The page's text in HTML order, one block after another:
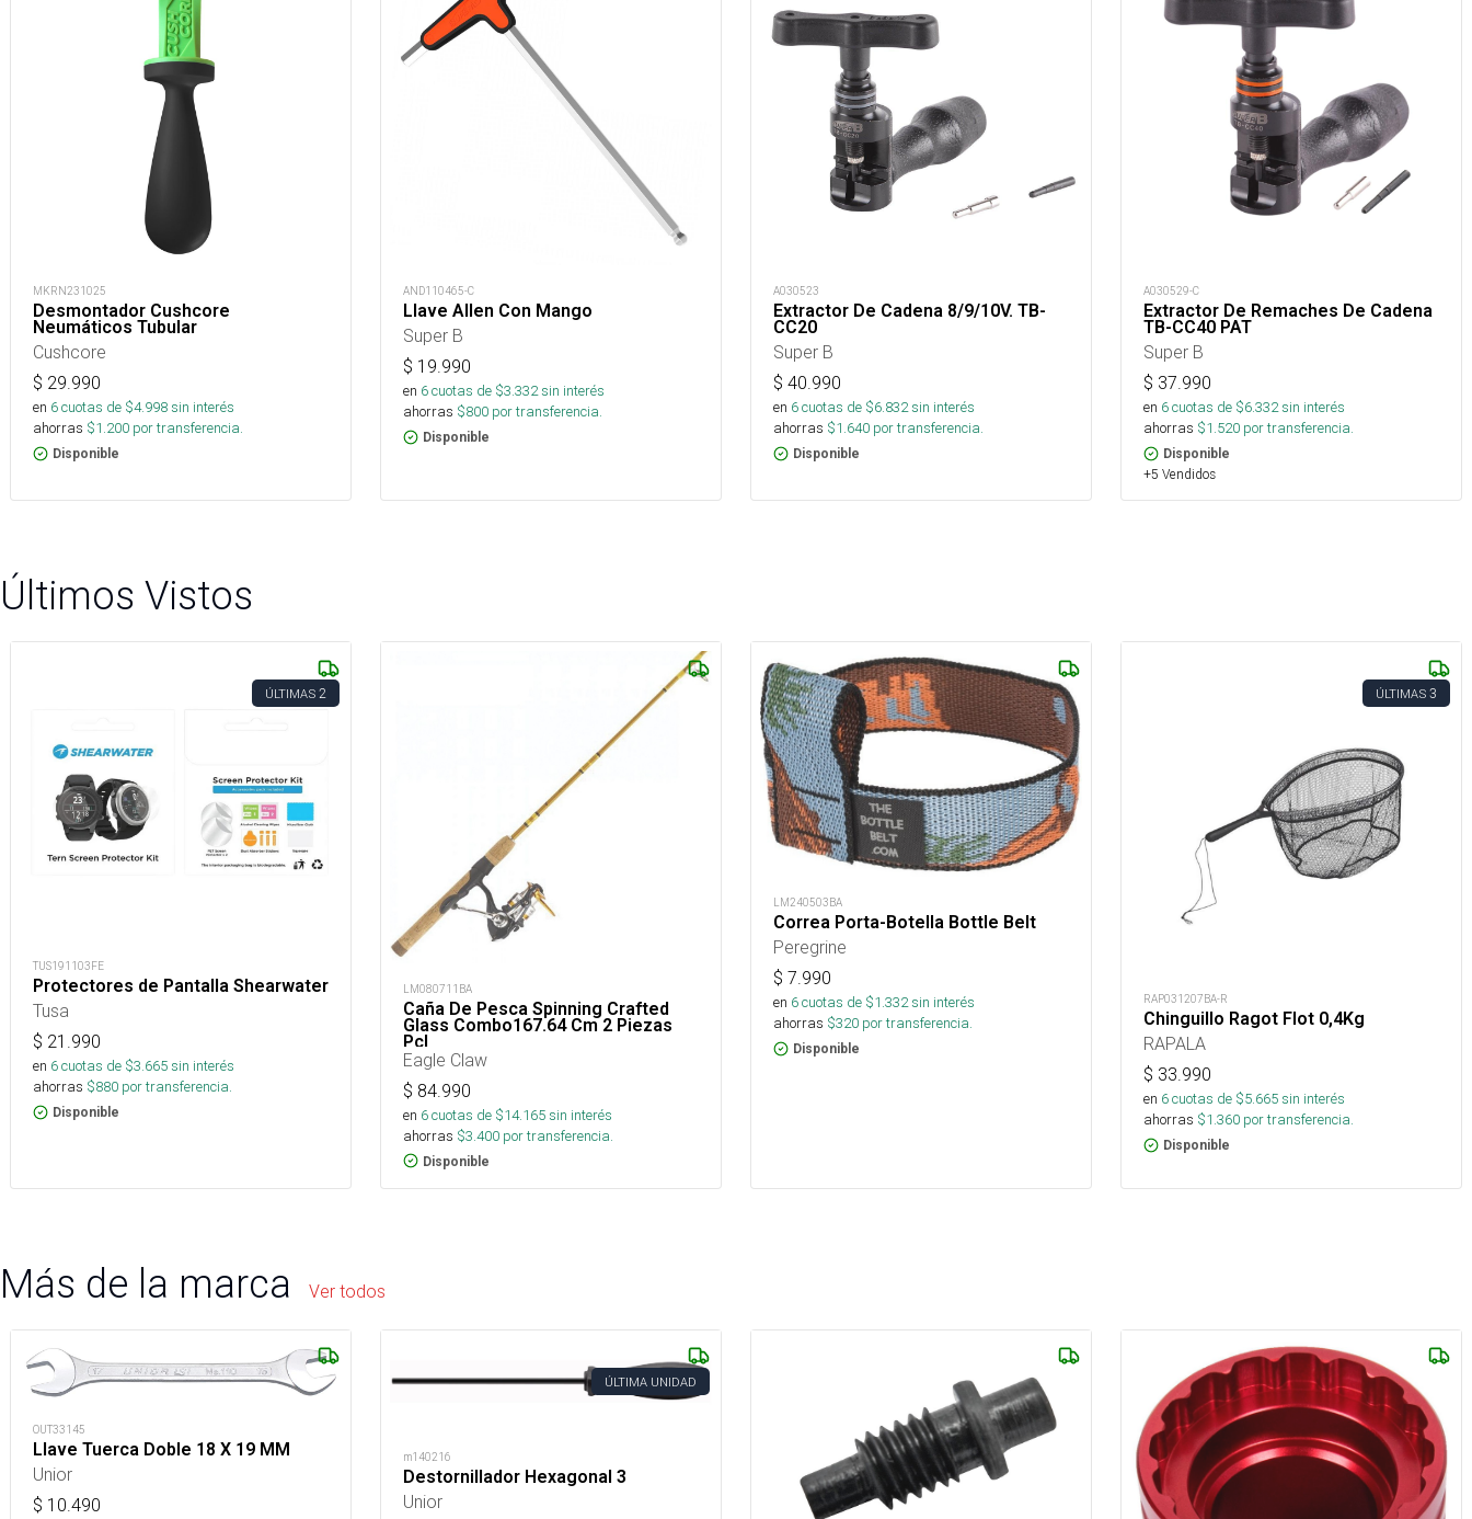
MKRN231025
Desmontador Cushcore
Neumáticos Tubular
Cushcore
$ 29.990
en 6cuotas de $4.998sin interés
ahorras $1.200 por transferencia.
Disponible
AND110465-C
Llave Allen Con Mango
Super B
$ 19.990
en 6cuotas de $3.332sin interés
ahorras $800 por transferencia.
Disponible
A030523
Extractor De Cadena 8/9/10V. TB-
CC20
Super B
$ 40.990
en 6cuotas de $6.832sin interés
ahorras $1.640 por transferencia.
Disponible
A030529-C
Extractor De Remaches De Cadena
TB-CC40 PAT
Super B
$ 37.990
en 6cuotas de $6.332sin interés
ahorras $1.520 por transferencia.
Disponible
+5 Vendidos
Últimos Vistos
ÚLTIMAS 2
TUS191103FE
Protectores de Pantalla Shearwater
Tusa
$ 21.990
en 6cuotas de $3.665sin interés
ahorras $880 por transferencia.
Disponible
LM080711BA
Caña De Pesca Spinning Crafted
Glass Combo167.64 Cm 2 Piezas
Pcl
Eagle Claw
$ 84.990
en 6cuotas de $14.165sin interés
ahorras $3.400 por transferencia.
Disponible
LM240503BA
Correa Porta-Botella Bottle Belt
Peregrine
$ 7.990
en 6cuotas de $1.332sin interés
ahorras $320 por transferencia.
Disponible
ÚLTIMAS 3
RAP031207BA-R
Chinguillo Ragot Flot 0,4Kg
RAPALA
$ 33.990
en 6cuotas de $5.665sin interés
ahorras $1.360 por transferencia.
Disponible
Más de la marca Ver todos
OUT33145
Llave Tuerca Doble 18 X 19 MM
Unior
$ 10.490
ÚLTIMA UNIDAD
m140216
Destornillador Hexagonal 3
Unior